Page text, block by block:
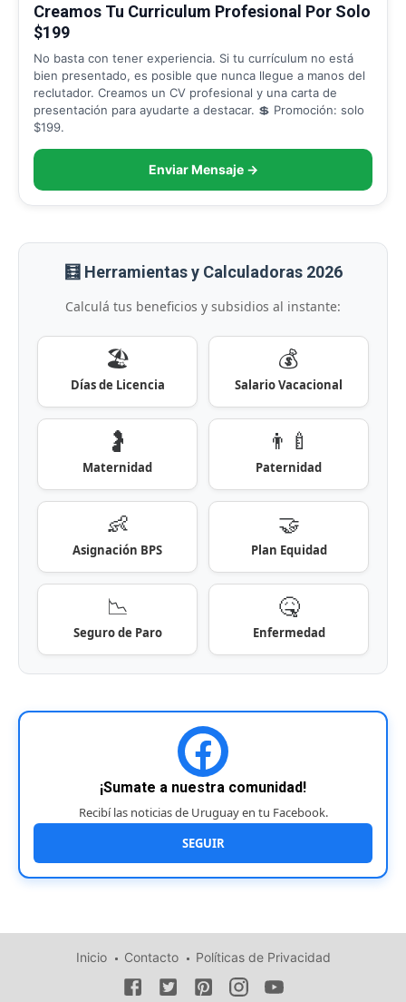
Creamos Tu Curriculum Profesional Por Solo
$199
No basta con tener experiencia. Si tu currículum no está
bien presentado, es posible que nunca llegue a manos del
reclutador. Creamos un CV profesional y una carta de
presentación para ayudarte a destacar. 💲 Promoción: solo
$199.
Enviar Mensaje →
🧮 Herramientas y Calculadoras 2026
Calculá tus beneficios y subsidios al instante:
🏖️
Días de Licencia
💰
Salario Vacacional
🤰
Maternidad
👨‍🍼
Paternidad
👶
Asignación BPS
🤝
Plan Equidad
📉
Seguro de Paro
🤒
Enfermedad
¡Sumate a nuestra comunidad!
Recibí las noticias de Uruguay en tu Facebook.
SEGUIR
Inicio Contacto Políticas de Privacidad